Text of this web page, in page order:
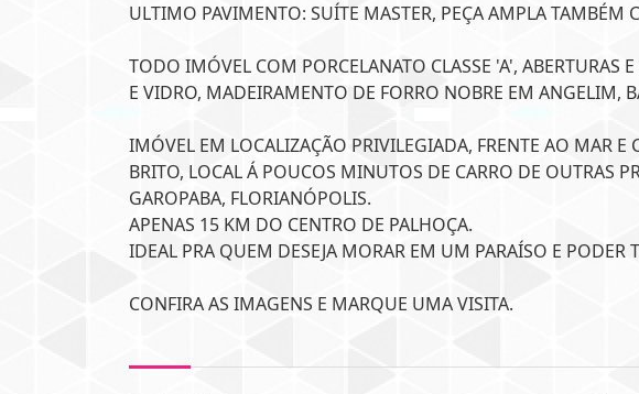
ULTIMO PAVIMENTO: SUÍTE MASTER, PEÇA AMPLA TAMBÉM
TODO IMÓVEL COM PORCELANATO CLASSE 'A',
E VIDRO, MADEIRAMENTO DE FORRO NOBRE EM ANGELIM,
IMÓVEL EM LOCALIZAÇÃO PRIVILEGIADA, FRENTE AO MAR
BRITO, LOCAL Á POUCOS MINUTOS DE CARRO DE OUTRAS
GAROPABA, FLORIANÓPOLIS.
APENAS 15 KM DO CENTRO DE PALHOÇA.
IDEAL PRA QUEM DESEJA MORAR EM UM PARAÍSO E PODER
CONFIRA AS IMAGENS E MARQUE UMA VISITA.